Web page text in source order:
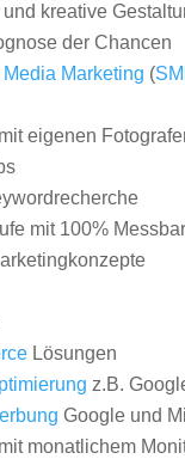
kreative
der Chancen
Marketing (
eigenen
mit 100%
Lösungen
z.B.
Google und
monatlichem